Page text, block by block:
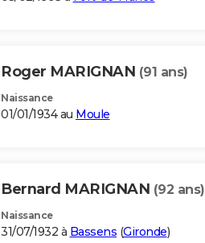
Roger MARIGNAN (91 ans)
Naissance
01/01/1934 au Moule
Bernard MARIGNAN (92 ans)
Naissance
31/07/1932 à Bassens (Gironde)